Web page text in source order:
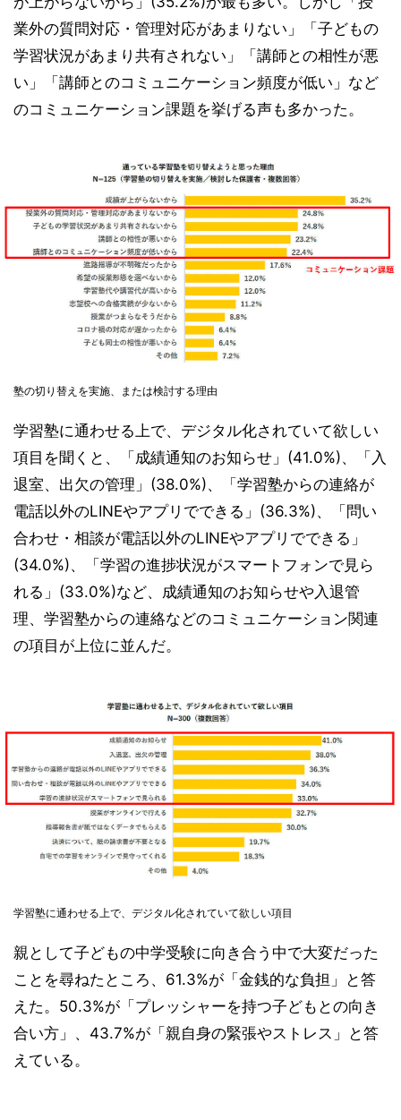
業外の質問対応・管理対応があまりない」「子どもの
学習状況があまり共有されない」「講師との相性が悪
い」「講師とのコミュニケーション頻度が低い」など
のコミュニケーション課題を挙げる声も多かった。
塾の切り替えを実施、または検討する理由
学習塾に通わせる上で、デジタル化されていて欲しい
項目を聞くと、「成績通知のお知らせ」(41.0%)、「入
退室、出欠の管理」(38.0%)、「学習塾からの連絡が
電話以外のLINEやアプリでできる」(36.3%)、「問い
合わせ・相談が電話以外のLINEやアプリでできる」
(34.0%)、「学習の進捗状況がスマートフォンで見ら
れる」(33.0%)など、成績通知のお知らせや入退管
理、学習塾からの連絡などのコミュニケーション関連
の項目が上位に並んだ。
学習塾に通わせる上で、デジタル化されていて欲しい項目
親として子どもの中学受験に向き合う中で大変だった
ことを尋ねたところ、61.3%が「金銭的な負担」と答
えた。50.3%が「プレッシャーを持つ子どもとの向き
合い方」、43.7%が「親自身の緊張やストレス」と答
えている。